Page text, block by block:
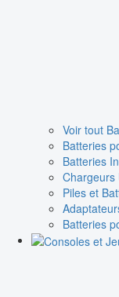
Voir tout
Batteries
Batteries
Chargeurs
Piles et
Batteries